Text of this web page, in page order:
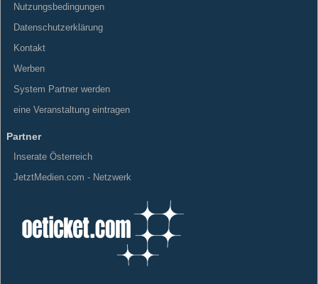
Nutzungsbedingungen
Datenschutzerklärung
Kontakt
Werben
System Partner werden
eine Veranstaltung eintragen
Partner
Inserate Österreich
JetztMedien.com - Netzwerk